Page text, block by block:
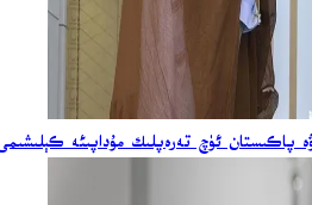
ئۈچ تەرەپلىك مۇداپىئە كېلىشىمى